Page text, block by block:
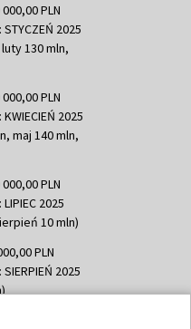
PLN
2025
130 mln,
PLN
2025
maj 140 mln,
PLN
2025
10 mln)
PLN
2025
PLN